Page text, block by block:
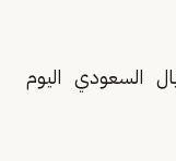
السعودي اليوم